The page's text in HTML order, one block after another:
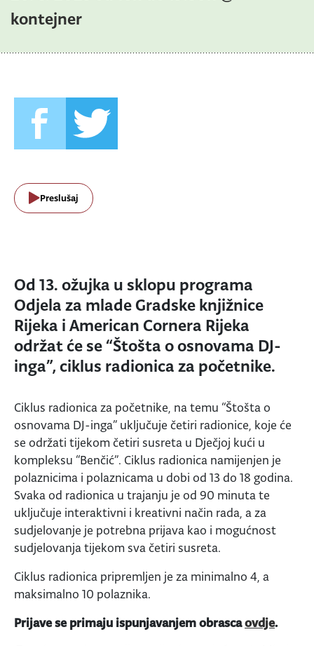
kontejner
Preslušaj
Od 13. ožujka u sklopu programa
Odjela za mlade Gradske knjižnice
Rijeka i American Cornera Rijeka
održat će se “Štošta o osnovama DJ-
inga”, ciklus radionica za početnike.
Ciklus radionica za početnike, na temu “Štošta o
osnovama DJ-inga” uključuje četiri radionice, koje će
se održati tijekom četiri susreta u Dječjoj kući u
kompleksu “Benčić”. Ciklus radionica namijenjen je
polaznicima i polaznicama u dobi od 13 do 18 godina.
Svaka od radionica u trajanju je od 90 minuta te
uključuje interaktivni i kreativni način rada, a za
sudjelovanje je potrebna prijava kao i mogućnost
sudjelovanja tijekom sva četiri susreta.
Ciklus radionica pripremljen je za minimalno 4, a
maksimalno 10 polaznika.
Prijave se primaju ispunjavanjem obrascaovdje.